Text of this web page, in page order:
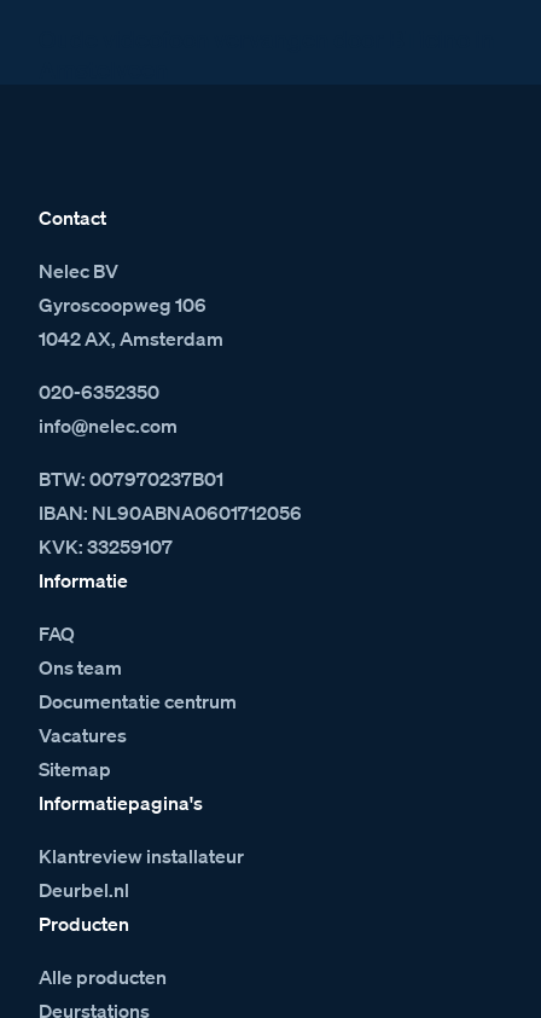
Contact
Nelec BV
Gyroscoopweg 106
1042 AX, Amsterdam
020-6352350
info@nelec.com
BTW: 007970237B01
IBAN: NL90ABNA0601712056
KVK: 33259107
Informatie
FAQ
Ons team
Documentatie centrum
Vacatures
Sitemap
Informatiepagina's
Klantreview installateur
Deurbel.nl
Producten
Alle producten
Deurstations